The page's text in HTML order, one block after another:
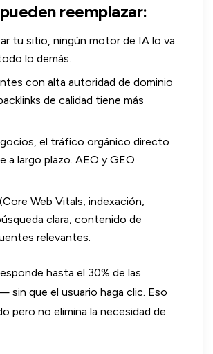
reemplazar:
tu sitio, ningún motor de IA lo va
lo demás.
con alta autoridad de dominio
de calidad tiene más
el tráfico orgánico directo
a largo plazo. AEO y GEO
Web Vitals, indexación,
clara, contenido de
relevantes.
hasta el 30% de las
sin que el usuario haga clic. Eso
pero no elimina la necesidad de